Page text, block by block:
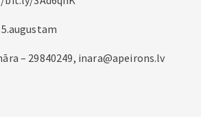
– 29840249, inara@apeirons.lv